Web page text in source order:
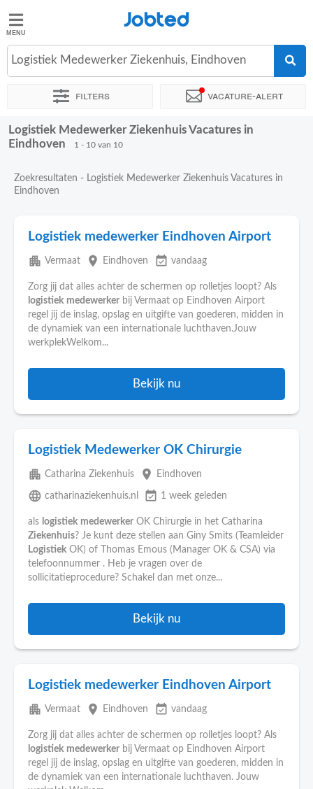
Jobted
Vacatures
Salarissen
Jobted
Logistiek Medewerker Ziekenhuis, Eindhoven
Filters Vacature-alert
Sorteer op Exacte locatie Bedrijf Soort dienstverband
Logistiek Medewerker Ziekenhuis Vacatures in
Eindhoven
1 - 10 van 10
Zoekresultaten - Logistiek Medewerker Ziekenhuis Vacatures in
Eindhoven
Logistiek medewerker Eindhoven Airport
apartment Vermaat place Eindhoven event_available vandaag
Zorg jij dat alles achter de schermen op rolletjes loopt? Als
logistiek medewerker bij Vermaat op Eindhoven Airport
regel jij de inslag, opslag en uitgifte van goederen, midden in
de dynamiek van een internationale luchthaven.Jouw
werkplekWelkom...
Bekijk nu
Logistiek Medewerker OK Chirurgie
apartment Catharina Ziekenhuis place Eindhoven
language catharinaziekenhuis.nl event_available 1 week geleden
als logistiek medewerker OK Chirurgie in het Catharina
Ziekenhuis? Je kunt deze stellen aan Giny Smits (Teamleider
Logistiek OK) of Thomas Emous (Manager OK & CSA) via
telefoonnummer . Heb je vragen over de
sollicitatieprocedure? Schakel dan met onze...
Bekijk nu
Logistiek medewerker Eindhoven Airport
apartment Vermaat place Eindhoven event_available vandaag
Zorg jij dat alles achter de schermen op rolletjes loopt? Als
logistiek medewerker bij Vermaat op Eindhoven Airport
regel jij de inslag, opslag en uitgifte van goederen, midden in
de dynamiek van een internationale luchthaven. Jouw